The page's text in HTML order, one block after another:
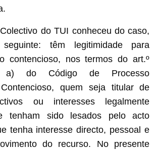
do TUI conheceu do caso,
têm legitimidade para
contencioso, nos termos do art.º
a) do Código de Processo
quem seja titular de
ou interesses legalmente
tenham sido lesados pelo acto
tenha interesse directo, pessoal e
do recurso. No presente